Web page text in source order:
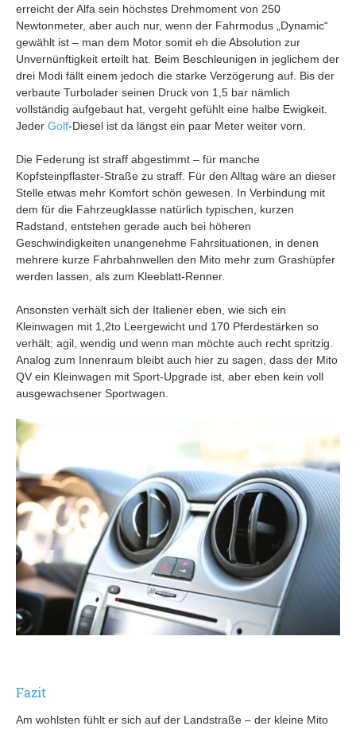
erreicht der Alfa sein höchstes Drehmoment von 250
Newtonmeter, aber auch nur, wenn der Fahrmodus „Dynamic“
gewählt ist – man dem Motor somit eh die Absolution zur
Unvernünftigkeit erteilt hat. Beim Beschleunigen in jeglichem der
drei Modi fällt einem jedoch die starke Verzögerung auf. Bis der
verbaute Turbolader seinen Druck von 1,5 bar nämlich
vollständig aufgebaut hat, vergeht gefühlt eine halbe Ewigkeit.
Jeder Golf-Diesel ist da längst ein paar Meter weiter vorn.
Die Federung ist straff abgestimmt – für manche
Kopfsteinpflaster-Straße zu straff. Für den Alltag wäre an dieser
Stelle etwas mehr Komfort schön gewesen. In Verbindung mit
dem für die Fahrzeugklasse natürlich typischen, kurzen
Radstand, entstehen gerade auch bei höheren
Geschwindigkeiten unangenehme Fahrsituationen, in denen
mehrere kurze Fahrbahnwellen den Mito mehr zum Grashüpfer
werden lassen, als zum Kleeblatt-Renner.
Ansonsten verhält sich der Italiener eben, wie sich ein
Kleinwagen mit 1,2to Leergewicht und 170 Pferdestärken so
verhält; agil, wendig und wenn man möchte auch recht spritzig.
Analog zum Innenraum bleibt auch hier zu sagen, dass der Mito
QV ein Kleinwagen mit Sport-Upgrade ist, aber eben kein voll
ausgewachsener Sportwagen.
Fazit
Am wohlsten fühlt er sich auf der Landstraße – der kleine Mito